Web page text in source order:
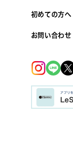
初めての方へ
お問い合わせ